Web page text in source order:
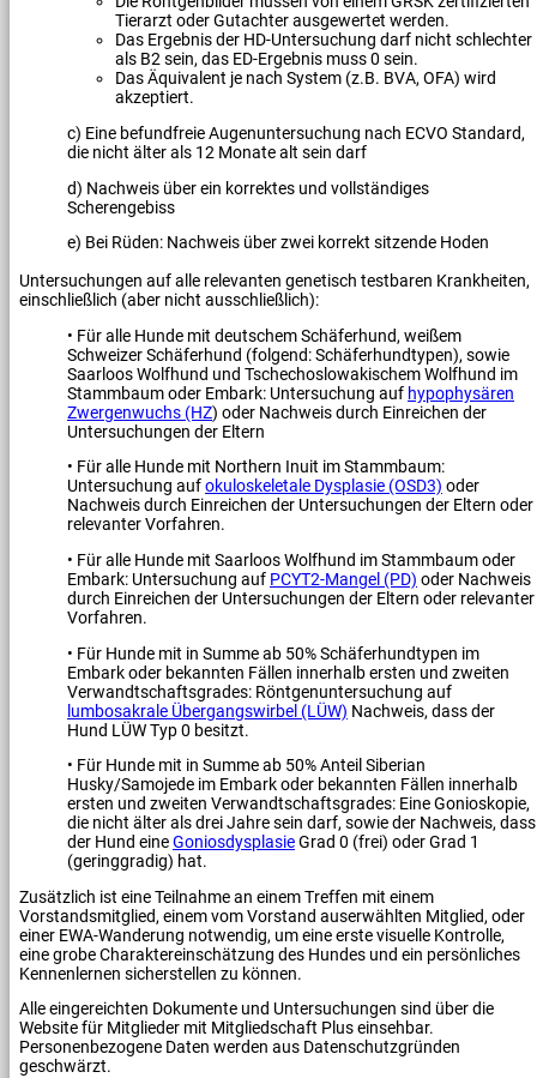
Tierarzt oder Gutachter ausgewertet werden.
Das Ergebnis der HD-Untersuchung darf nicht schlechter
als B2 sein, das ED-Ergebnis muss 0 sein.
Das Äquivalent je nach System (z.B. BVA, OFA) wird
akzeptiert.
c) Eine befundfreie Augenuntersuchung nach ECVO Standard,
die nicht älter als 12 Monate alt sein darf
d) Nachweis über ein korrektes und vollständiges
Scherengebiss
e) Bei Rüden: Nachweis über zwei korrekt sitzende Hoden
Untersuchungen auf alle relevanten genetisch testbaren Krankheiten,
einschließlich (aber nicht ausschließlich):
• Für alle Hunde mit deutschem Schäferhund, weißem
Schweizer Schäferhund (folgend: Schäferhundtypen), sowie
Saarloos Wolfhund und Tschechoslowakischem Wolfhund im
Stammbaum oder Embark: Untersuchung auf hypophysären
Zwergenwuchs (HZ) oder Nachweis durch Einreichen der
Untersuchungen der Eltern
• Für alle Hunde mit Northern Inuit im Stammbaum:
Untersuchung aufokuloskeletale Dysplasie (OSD3) oder
Nachweis durch Einreichen der Untersuchungen der Eltern oder
relevanter Vorfahren.
• Für alle Hunde mit Saarloos Wolfhund im Stammbaum oder
Embark: Untersuchung auf PCYT2-Mangel (PD) oder Nachweis
durch Einreichen der Untersuchungen der Eltern oder relevanter
Vorfahren.
• Für Hunde mit in Summe ab 50% Schäferhundtypen im
Embark oder bekannten Fällen innerhalb ersten und zweiten
Verwandtschaftsgrades: Röntgenuntersuchung auf
lumbosakrale Übergangswirbel (LÜW) Nachweis, dass der
Hund LÜW Typ 0 besitzt.
• Für Hunde mit in Summe ab 50% Anteil Siberian
Husky/Samojede im Embark oder bekannten Fällen innerhalb
ersten und zweiten Verwandtschaftsgrades: Eine Gonioskopie,
die nicht älter als drei Jahre sein darf, sowie der Nachweis, dass
der Hund eineGoniosdysplasieGrad 0 (frei) oder Grad 1
(geringgradig) hat.
Zusätzlich ist eine Teilnahme an einem Treffen mit einem
Vorstandsmitglied, einem vom Vorstand auserwählten Mitglied, oder
einer EWA-Wanderung notwendig, um eine erste visuelle Kontrolle,
eine grobe Charaktereinschätzung des Hundes und ein persönliches
Kennenlernen sicherstellen zu können.
Alle eingereichten Dokumente und Untersuchungen sind über die
Website für Mitglieder mit Mitgliedschaft Plus einsehbar.
Personenbezogene Daten werden aus Datenschutzgründen
geschwärzt.